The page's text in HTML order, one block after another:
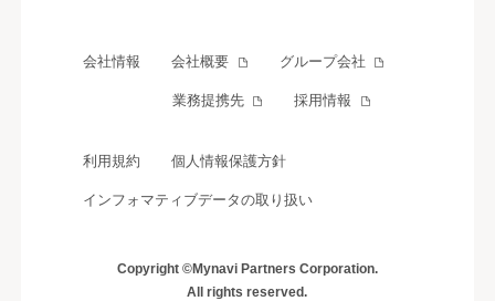
会社情報 会社概要 グループ会社
業務提携先 採用情報
利用規約 個人情報保護方針
インフォマティブデータの取り扱い
Copyright ©Mynavi Partners Corporation.
All rights reserved.